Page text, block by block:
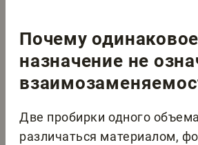
Почему одинаковое
назначение не
Две пробирки одного
различаться материалом,